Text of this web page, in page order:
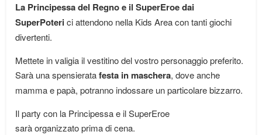
La Principessa del Regno e il SuperEroe dai
SuperPoterici attendono nella Kids Area con tanti giochi
divertenti.
Mettete in valigia il vestitino del vostro personaggio preferito.
Sarà una spensieratafesta in maschera, dove anche
mamma e papà, potranno indossare un particolare bizzarro.
Il party con la Principessa e il SuperEroe
sarà organizzato prima di cena.